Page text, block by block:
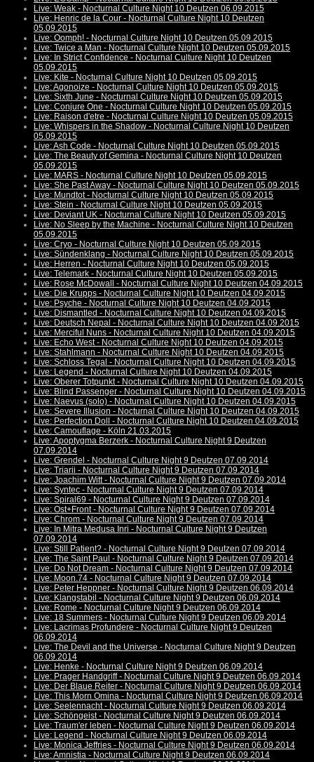
Live: Weak - Nocturnal Culture Night 10 Deutzen 06.09.2015
Live: Henric de la Cour - Nocturnal Culture Night 10 Deutzen
05.09.2015
Live: Oomph! - Nocturnal Culture Night 10 Deutzen 05.09.2015
Live: Twice a Man - Nocturnal Culture Night 10 Deutzen 05.09.2015
Live: In Strict Confidence - Nocturnal Culture Night 10 Deutzen
05.09.2015
Live: Kite - Nocturnal Culture Night 10 Deutzen 05.09.2015
Live: Agonoize - Nocturnal Culture Night 10 Deutzen 05.09.2015
Live: Sixth June - Nocturnal Culture Night 10 Deutzen 05.09.2015
Live: Conjure One - Nocturnal Culture Night 10 Deutzen 05.09.2015
Live: Raison d'etre - Nocturnal Culture Night 10 Deutzen 05.09.2015
Live: Whispers in the Shadow - Nocturnal Culture Night 10 Deutzen
05.09.2015
Live: Ash Code - Nocturnal Culture Night 10 Deutzen 05.09.2015
Live: The Beauty of Gemina - Nocturnal Culture Night 10 Deutzen
05.09.2015
Live: MARS - Nocturnal Culture Night 10 Deutzen 05.09.2015
Live: She Past Away - Nocturnal Culture Night 10 Deutzen 05.09.2015
Live: Mundtot - Nocturnal Culture Night 10 Deutzen 05.09.2015
Live: Stein - Nocturnal Culture Night 10 Deutzen 05.09.2015
Live: Deviant UK - Nocturnal Culture Night 10 Deutzen 05.09.2015
Live: No Sleep by the Machine - Nocturnal Culture Night 10 Deutzen
05.09.2015
Live: Cryo - Nocturnal Culture Night 10 Deutzen 05.09.2015
Live: Sündenklang - Nocturnal Culture Night 10 Deutzen 05.09.2015
Live: Herren - Nocturnal Culture Night 10 Deutzen 05.09.2015
Live: Telemark - Nocturnal Culture Night 10 Deutzen 05.09.2015
Live: Rose McDowall - Nocturnal Culture Night 10 Deutzen 04.09.2015
Live: Die Krupps - Nocturnal Culture Night 10 Deutzen 04.09.2015
Live: Psyche - Nocturnal Culture Night 10 Deutzen 04.09.2015
Live: Dismantled - Nocturnal Culture Night 10 Deutzen 04.09.2015
Live: Deutsch Nepal - Nocturnal Culture Night 10 Deutzen 04.09.2015
Live: Merciful Nuns - Nocturnal Culture Night 10 Deutzen 04.09.2015
Live: Echo West - Nocturnal Culture Night 10 Deutzen 04.09.2015
Live: Stahlmann - Nocturnal Culture Night 10 Deutzen 04.09.2015
Live: Schloss Tegal - Nocturnal Culture Night 10 Deutzen 04.09.2015
Live: Legend - Nocturnal Culture Night 10 Deutzen 04.09.2015
Live: Oberer Totpunkt - Nocturnal Culture Night 10 Deutzen 04.09.2015
Live: Blind Passenger - Nocturnal Culture Night 10 Deutzen 04.09.2015
Live: Naevus (solo) - Nocturnal Culture Night 10 Deutzen 04.09.2015
Live: Severe Illusion - Nocturnal Culture Night 10 Deutzen 04.09.2015
Live: Perfection Doll - Nocturnal Culture Night 10 Deutzen 04.09.2015
Live: Camouflage - Köln 21.03.2015
Live: Apoptygma Berzerk - Nocturnal Culture Night 9 Deutzen
07.09.2014
Live: Grendel - Nocturnal Culture Night 9 Deutzen 07.09.2014
Live: Triarii - Nocturnal Culture Night 9 Deutzen 07.09.2014
Live: Joachim Witt - Nocturnal Culture Night 9 Deutzen 07.09.2014
Live: Syntec - Nocturnal Culture Night 9 Deutzen 07.09.2014
Live: Spiral69 - Nocturnal Culture Night 9 Deutzen 07.09.2014
Live: Ost+Front - Nocturnal Culture Night 9 Deutzen 07.09.2014
Live: Chrom - Nocturnal Culture Night 9 Deutzen 07.09.2014
Live: In Mitra Medusa Inri - Nocturnal Culture Night 9 Deutzen
07.09.2014
Live: Still Patient? - Nocturnal Culture Night 9 Deutzen 07.09.2014
Live: The Saint Paul - Nocturnal Culture Night 9 Deutzen 07.09.2014
Live: Do Not Dream - Nocturnal Culture Night 9 Deutzen 07.09.2014
Live: Moon.74 - Nocturnal Culture Night 9 Deutzen 07.09.2014
Live: Peter Heppner - Nocturnal Culture Night 9 Deutzen 06.09.2014
Live: Klangstabil - Nocturnal Culture Night 9 Deutzen 06.09.2014
Live: Rome - Nocturnal Culture Night 9 Deutzen 06.09.2014
Live: 18 Summers - Nocturnal Culture Night 9 Deutzen 06.09.2014
Live: Lacrimas Profundere - Nocturnal Culture Night 9 Deutzen
06.09.2014
Live: The Devil and the Universe - Nocturnal Culture Night 9 Deutzen
06.09.2014
Live: Henke - Nocturnal Culture Night 9 Deutzen 06.09.2014
Live: Prager Handgriff - Nocturnal Culture Night 9 Deutzen 06.09.2014
Live: Der Blaue Reiter - Nocturnal Culture Night 9 Deutzen 06.09.2014
Live: This Morn Omina - Nocturnal Culture Night 9 Deutzen 06.09.2014
Live: Seelennacht - Nocturnal Culture Night 9 Deutzen 06.09.2014
Live: Schöngeist - Nocturnal Culture Night 9 Deutzen 06.09.2014
Live: Traum'er leben - Nocturnal Culture Night 9 Deutzen 06.09.2014
Live: Legend - Nocturnal Culture Night 9 Deutzen 06.09.2014
Live: Monica Jeffries - Nocturnal Culture Night 9 Deutzen 06.09.2014
Live: Amnistia - Nocturnal Culture Night 9 Deutzen 06.09.2014